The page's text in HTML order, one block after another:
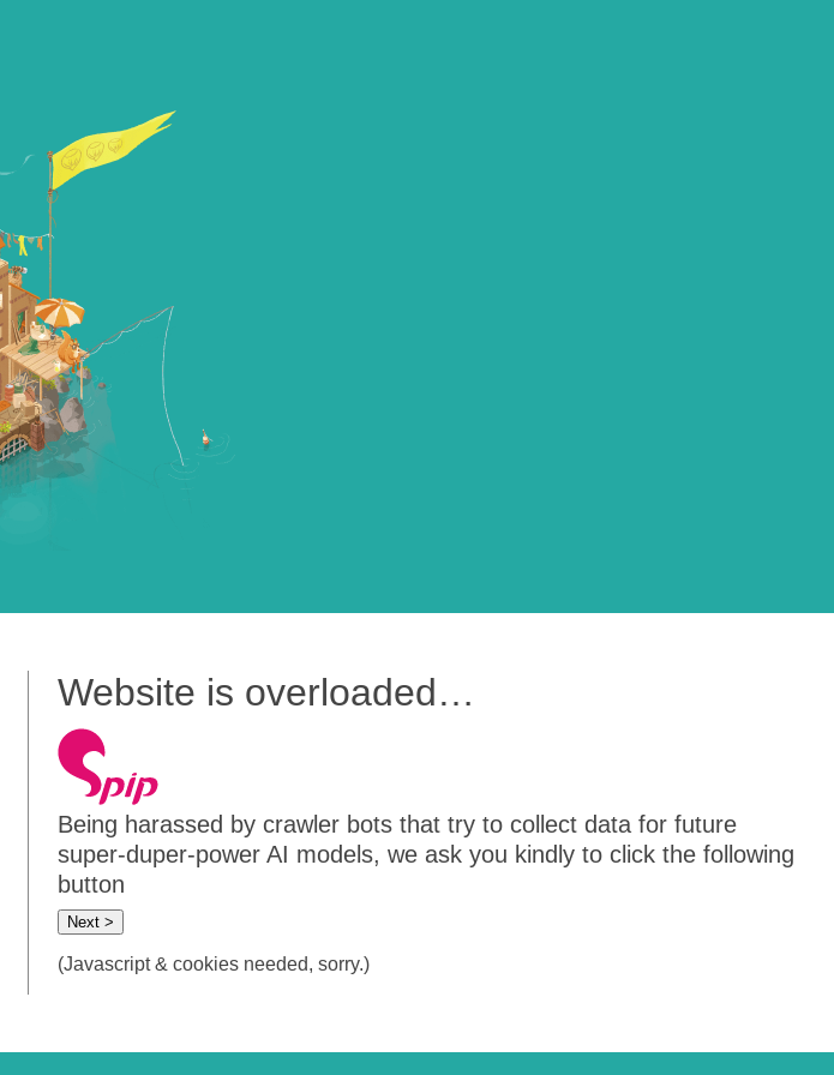
Website is overloaded…
Being harassed by crawler bots that try to collect data for future
super-duper-power AI models, we ask you kindly to click the following
button
Next >
(Javascript & cookies needed, sorry.)